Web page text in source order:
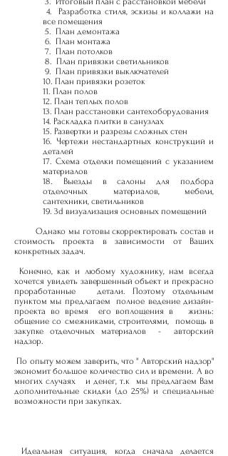
4. Разработка стиля, эскизы и коллажи на
все помещения
5. План демонтажа
6. План монтажа
7. План потолков
8. План привязки светильников
9. План привязки выключателей
10. План привязки розеток
11. План полов
12. План теплых полов
13. План расстановки сантехоборудования
14. Раскладка плитки в санузлах
15. Развертки и разрезы сложных стен
16. Чертежи нестандартных конструкций и
деталей
17. Схема отделки помещений с указанием
материалов
18. Выезды в салоны для подбора
отделочных материалов, мебели,
сантехники, светильников
19. 3d визуализация основных помещений
Однако мы готовы скорректировать состав и
стоимость проекта в зависимости от Ваших
конкретных задач.
Конечно, как и любому художнику, нам всегда
хочется увидеть завершенный объект и прекрасно
проработанные детали. Поэтому отдельным
пунктом мы предлагаем полное ведение дизайн-
проекта во время его воплощения в жизнь:
общение со смежниками, строителями, помощь в
закупке отделочных материалов - авторский
надзор.
По опыту можем заверить, что " Авторский надзор"
экономит большое количество сил и времени. А во
многих случаях и денег, т.к мы предлагаем Вам
дополнительные скидки (до 25%) и специальные
возможности при закупках.
Идеальная ситуация, когда сначала делается